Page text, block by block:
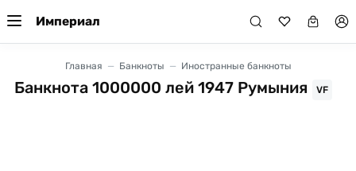
Империал
Главная Банкноты Иностранные банкноты
Банкнота 1000000 лей 1947 Румыния VF